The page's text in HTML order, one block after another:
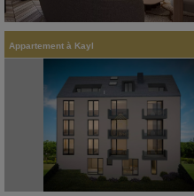
Appartement à Kayl